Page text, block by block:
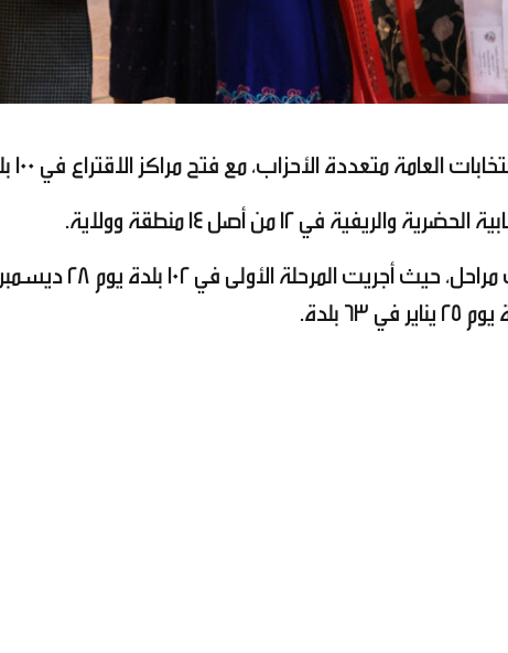
العامة متعددة الأحزاب، مع فتح مراكز الاقتراع في 100 بلدة.
في 12 من أصل 14 منطقة وولاية.
وتأتي هذه الانتخابات ضمن عملية من ثلاث مراحل، حيث أجريت المرحلة الأولى في 102 بلدة يوم 28 ديسمبر
بلدة.